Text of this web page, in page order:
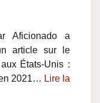
Aficionado a
article sur le
États-Unis :
2021… Lire la